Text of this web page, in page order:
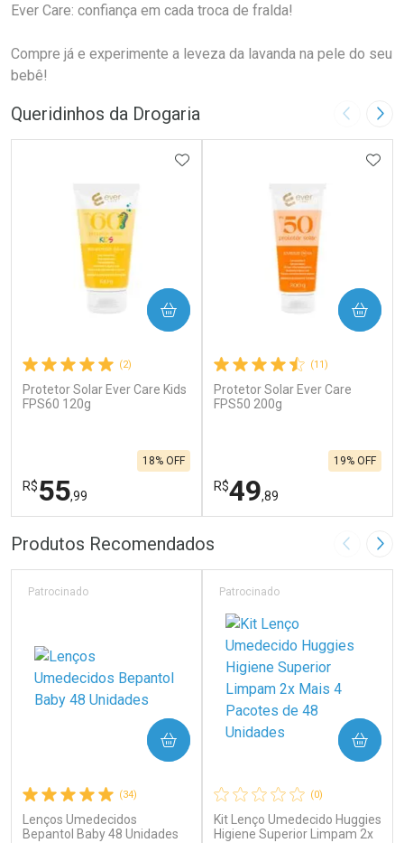
Ever Care: confiança em cada troca de fralda!
Compre já e experimente a leveza da lavanda na pele do seu
bebê!
Queridinhos da Drogaria Imagem
(2)
Protetor Solar Ever Care Kids
FPS60 120g
R$55,99
18% OFF
ADICIONAR AOS FAVORITOS
COMPRAR
FECHAR
Laboratório
Ativar Desconto
FECHAR
Por Menos
(11)
Protetor Solar Ever Care
FPS50 200g
R$49,89
19% OFF
COMPRAR
Laboratório
Ativar Desconto
Por Menos
Produtos Recomendados Imagem
(34)
Lenços Umedecidos
Bepantol Baby 48 Unidades
Patrocinado
COMPRAR
(0)
Kit Lenço Umedecido Huggies
Higiene Superior Limpam 2x
Patrocinado
COMPRAR